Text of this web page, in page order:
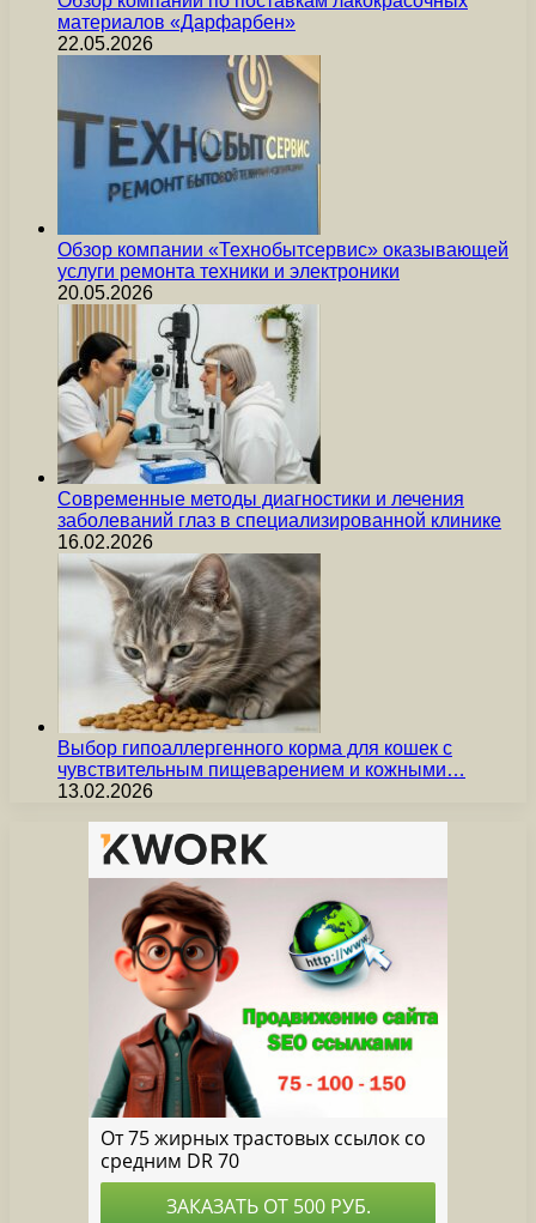
материалов «Дарфарбен»
22.05.2026
Обзор компании «Технобытсервис» оказывающей
услуги ремонта техники и электроники
20.05.2026
Современные методы диагностики и лечения
заболеваний глаз в специализированной клинике
16.02.2026
Выбор гипоаллергенного корма для кошек с
чувствительным пищеварением и кожными…
13.02.2026